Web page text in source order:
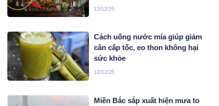
12/12/25
Cách uống nước mía giúp giảm
cân cấp tốc, eo thon không hại
sức khỏe
12/12/25
Miền Bắc sắp xuất hiện mưa to